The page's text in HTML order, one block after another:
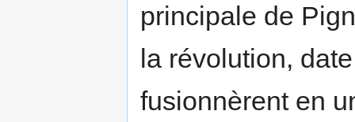
principale de
la révolution,
fusionnèrent en